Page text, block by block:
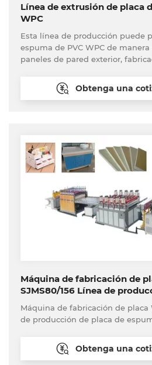
Línea de extrusión de placa
WPC
Esta línea de producción puede
espuma de PVC WPC de
paneles de pared exterior,
Obtenga una
Máquina de fabricación de
SJMS80/156 Línea de
Máquina de fabricación de placa
de producción de placa de
Obtenga una